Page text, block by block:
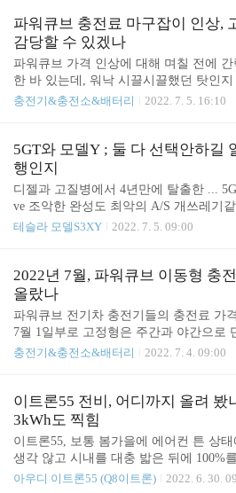
이때 시험차량 안정을 위한 정온 주차시
이상으로 한다. 3) ..
업체에서 2시간 단기 렌트로 시승 (나와
탑승) 세번째는 모 업체에서 3시간 단기
(나와 2열 2인 / 어린이 포함) 이렇게 심도
저모로 따져 봤다. 1. 매장에서 모델Y 시
정식 시승차라 관리가 잘돼 있는 편인데,
도 제한이 걸려 있어 싱숭맹숭했다. 이게
대 저가형 전기차 타는 거랑 차이가 없었
일럿 이딴소리 ..
파워큐브 충전료 마구잡이 인상,
감당할 수 있겠나
파워큐브 가격 인상에 대해 며칠 전에 간
한 바 있는데, 워낙 시끌시끌했던 탓인지
측에서 어제(4일) 추가 공지가 올라왔다.
업을 영위할 수 있을 정도로 인상은 결국
고 생각하고 있다. 사실 대한민국에서 전
돈을 잘 번다는 것 자체가 아이러니긴
됐건 충전 불모지에서 시작해 콘센트라
부가가치를 잘 만들어 내 지금까지 그래
공급해 준 것에는 경의를 표한다. (안타깝
없고 앞으로도 큰 돈이 될 가능성은 없다
부보조금 기반으로 인프라 확충해서 사
준. 그..
충전기&충전소&배터리 2022. 7. 5. 16:10
5GT와 모델Y ; 둘 다 선택안하길
행인지
디젤과 고질병에서 4년만에 탈출한 ...
ve 조악한 완성도 최악의 A/S 개쓰레기
... 모델Y 이때 까지만 해도 테슬라가 전
론55에 얼마나 만족하는지... 브랜드만
당연히 포르쉐를 샀을 테고, 나머지는 아
도 여전히 그 나물에 그밥. 주행거리 남
더 긴 것은 더이상 전기차에 '가치'를 더
티핑포인트가 다가오고 있다. 반자율주
을 단 1초도 맡기고 싶은 생각은 없고, 그
내가 경험한 세번의 모델Y에 대해서는
한 내용을 소개해..
테슬라 모델S3XY 2022. 7. 5. 09:00
2022년 7월, 파워큐브 이동형 충
올랐나
파워큐브 전기차 충전기들의 충전료 가
7월 1일부로 고정형은 주간과 야간으로
이동형은 시간대가 변동은 없는데, 기본
가, 파워큐브 입장에서는 이때다 싶어
렸겠지. 고정형은 대충 봐도 폭등 수준으
렸다. 일단 난 안쓰니 분석 패스... 이동형
자. 그나마 숨통이 트인다 ㅠㅠ 아시다시
공동주택(아파트 등)응 고압이라고 생각
이 기준으로 볼 때 매월 기본료가 2천원
충전기&충전소&배터리 2022. 7. 4. 09:00
이트론55 전비, 어디까지 올려 봤
3kWh도 찍힘
이트론55, 보통 봄가을에 에어컨 튼 상태
생각 않고 시내를 대충 밟은 뒤에 100%
Wh가 찍힌다. 이렇게 되면 대략 400km를
아우디 이트론55 (Q8이트론) 2022. 6. 30.